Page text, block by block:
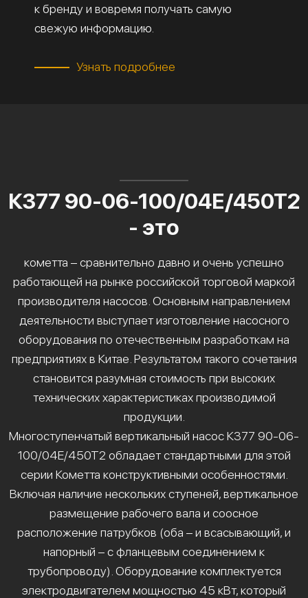
к бренду и вовремя получать самую
свежую информацию.
Узнать подробнее
К377 90-06-100/04Е/450Т2
- это
кометта – сравнительно давно и очень успешно
работающей на рынке российской торговой маркой
производителя насосов. Основным направлением
деятельности выступает изготовление насосного
оборудования по отечественным разработкам на
предприятиях в Китае. Результатом такого сочетания
становится разумная стоимость при высоких
технических характеристиках производимой
продукции.
Многоступенчатый вертикальный насос К377 90-06-
100/04Е/450Т2 обладает стандартными для этой
серии Кометта конструктивными особенностями.
Включая наличие нескольких ступеней, вертикальное
размещение рабочего вала и соосное
расположение патрубков (оба – и всасывающий, и
напорный – с фланцевым соединением к
трубопроводу). Оборудование комплектуется
электродвигателем мощностью 45 кВт, который